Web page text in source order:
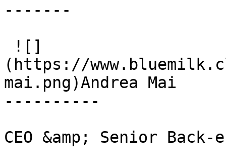
-------
(https://
mai.png)Andrea Mai
----------
CEO &amp; Senior Back-